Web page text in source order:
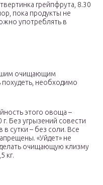
грейпфрута, 8.30
пока продукты не
употреблять в
очищающим
необходимо
этого овоща –
Без угрызений совести
сутки – без соли. Все
«Уйдет» не
очищающую клизму
кг.